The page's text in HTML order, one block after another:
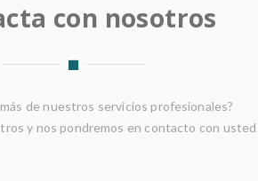
con nosotros
de nuestros servicios profesionales?
y nos pondremos en contacto con usted